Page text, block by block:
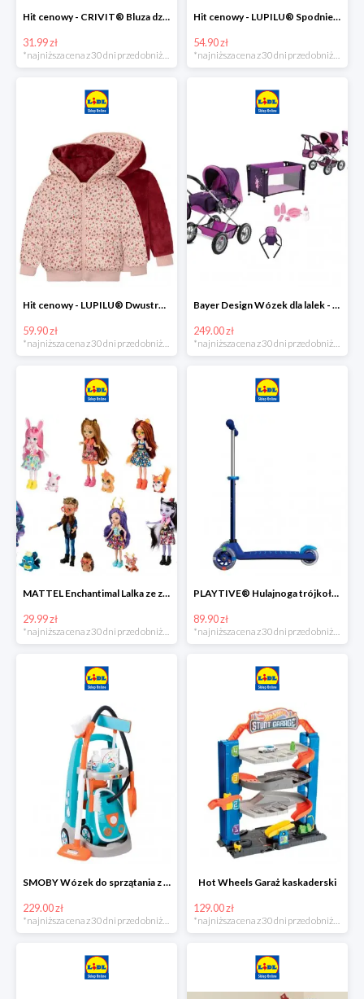
Hit cenowy - CRIVIT® Bluza dziewczęca z polaru
31.99 zł
Hit cenowy - LUPILU® Spodnie narciarskie chłopięce
54.90 zł
Hit cenowy - LUPILU® Dwustronna kurtka pikowana dziewczęca
59.90 zł
*najniższa cena z 30 dni przed obniżką
Bayer Design Wózek dla lalek - megazestaw
249.00 zł
*najniższa cena z 30 dni przed obniżką
MATTEL Enchantimal Lalka ze zwierzątkiem
29.99 zł
*najniższa cena z 30 dni przed obniżką
PLAYTIVE® Hulajnoga trójkołowa Tri Scooter z diodami LED
89.90 zł
*najniższa cena z 30 dni przed obniżką
SMOBY Wózek do sprzątania z odkurzaczem
229.00 zł
Hot Wheels Garaż kaskaderski
129.00 zł